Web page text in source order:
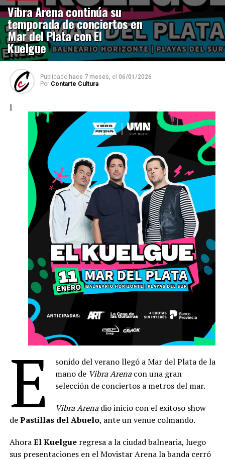
Vibra Arena continúa su
temporada de conciertos en
Mar del Plata con El
Kuelgue
Publicado hace 7 meses, el 06/01/2026
Por Contarte Cultura
E
l
sonido del verano llegó a Mar del Plata de la
mano de Vibra Arenacon una gran
selección de conciertos a metros del mar.
Vibra Arenadio inicio con el exitoso show
dePastillas del Abuelo, ante un venue colmando.
AhoraEl Kuelgueregresa a la ciudad balnearia, luego
sus presentaciones en el Movistar Arena la banda cerró